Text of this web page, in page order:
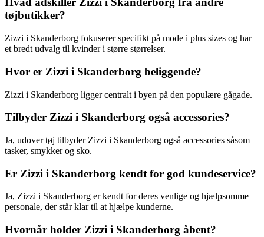
tøjbutikker?
Zizzi i Skanderborg fokuserer specifikt på mode i plus sizes og har
et bredt udvalg til kvinder i større størrelser.
Hvor er Zizzi i Skanderborg beliggende?
Zizzi i Skanderborg ligger centralt i byen på den populære gågade.
Tilbyder Zizzi i Skanderborg også accessories?
Ja, udover tøj tilbyder Zizzi i Skanderborg også accessories såsom
tasker, smykker og sko.
Er Zizzi i Skanderborg kendt for god kundeservice?
Ja, Zizzi i Skanderborg er kendt for deres venlige og hjælpsomme
personale, der står klar til at hjælpe kunderne.
Hvornår holder Zizzi i Skanderborg åbent?